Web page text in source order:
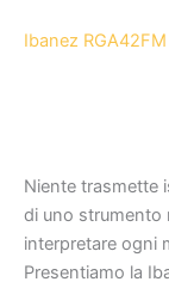
Ibanez RGA42FM
Niente trasmette
di uno strumento
interpretare ogni
Presentiamo la